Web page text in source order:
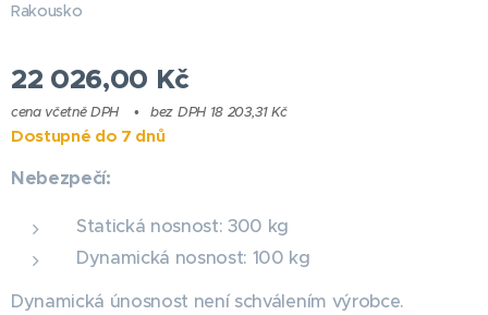
Rakousko
22 026,00 Kč
cena včetně DPH bez DPH 18 203,31 Kč
Dostupné do 7 dnů
Nebezpečí:
Statická nosnost: 300 kg
Dynamická nosnost: 100 kg
Dynamická únosnost není schválením výrobce.